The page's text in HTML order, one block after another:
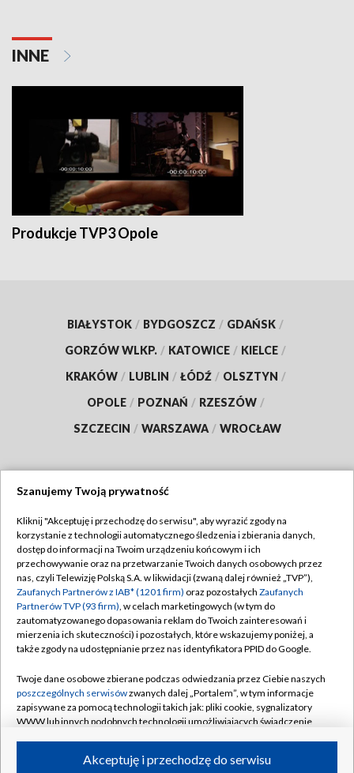
INNE
Produkcje TVP3 Opole
BIAŁYSTOK / BYDGOSZCZ / GDAŃSK /
GORZÓW WLKP. / KATOWICE / KIELCE /
KRAKÓW / LUBLIN / ŁÓDŹ / OLSZTYN /
OPOLE / POZNAŃ / RZESZÓW /
SZCZECIN / WARSZAWA / WROCŁAW
TVP
Abonament TVP
Emisja w TVP
Centrum informacji TVP
Naziemna Telewizja Cyfrowa
Rada Programowa
System NOS
Informacje o nadawcy
Program dla prasy
Regulamin TVP
Polityka prywatności
Moje zgody
Pomoc
Kontakt
Kanały
Szanujemy Twoją prywatność
Kliknij "Akceptuję i przechodzę do serwisu", aby wyrazić zgody na
korzystanie z technologii automatycznego śledzenia i zbierania danych,
dostęp do informacji na Twoim urządzeniu końcowym i ich
przechowywanie oraz na przetwarzanie Twoich danych osobowych przez
nas, czyli Telewizję Polską S.A. w likwidacji (zwaną dalej również „TVP”),
Zaufanych Partnerów z IAB* (1201 firm) oraz pozostałych Zaufanych
Partnerów TVP (93 firm), w celach marketingowych (w tym do
zautomatyzowanego dopasowania reklam do Twoich zainteresowań i
mierzenia ich skuteczności) i pozostałych, które wskazujemy poniżej, a
także zgody na udostępnianie przez nas identyfikatora PPID do Google.
Twoje dane osobowe zbierane podczas odwiedzania przez Ciebie naszych
poszczególnych serwisówzwanych dalej „Portalem”, w tym informacje
zapisywane za pomocą technologii takich jak: pliki cookie, sygnalizatory
WWW lub innych podobnych technologii umożliwiających świadczenie
ruchu w Internecie.Akceptuję i przechodzę do serwisu